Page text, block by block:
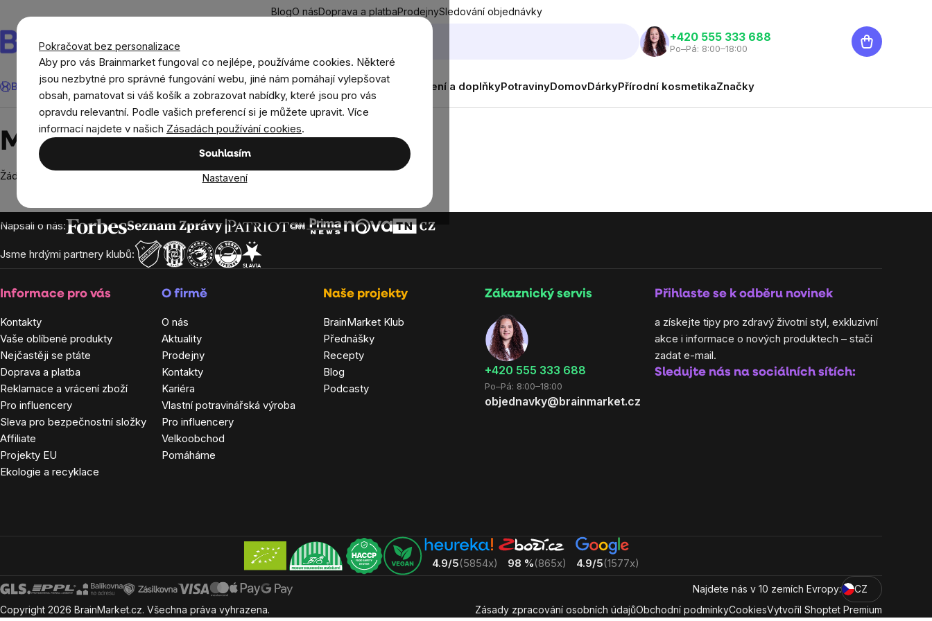
Pokračovat bez personalizace
Aby pro vás Brainmarket fungoval co nejlépe, používáme cookies. Některé
jsou nezbytné pro správné fungování webu, jiné nám pomáhají vylepšovat
obsah, pamatovat si váš košík a zobrazovat nabídky, které jsou pro vás
opravdu relevantní. Podle vašich preferencí si je můžete upravit. Více
informací najdete v našich Zásadách používání cookies.
Souhlasím
Nastavení
obsah
BlogO násDoprava a platbaProdejnySledování objednávky
Hledat
‭+420 555 333 688
Po–Pá: 8:00–18:00
Nákupní
košík
BrainMax® Léto Ušetři CíleDoplňky stravy a výživaNovinkyMužiŽenyDěti Oblečení a doplňkyPotravinyDomovDárkyPřírodní kosmetikaZnačky
Prodávané značky Mighty Farmer
Mighty Farmer
Žádné produkty značky nebyly nalezeny...
Zápatí
Napsali o nás:
Jsme hrdými partnery klubů:
Informace pro vás
Kontakty
Vaše oblíbené produkty
Nejčastěji se ptáte
Doprava a platba
Reklamace a vrácení zboží
Pro influencery
Sleva pro bezpečnostní složky
Affiliate
Projekty EU
Ekologie a recyklace
O firmě
O nás
Aktuality
Prodejny
Kontakty
Kariéra
Vlastní potravinářská výroba
Pro influencery
Velkoobchod
Pomáháme
Naše projekty
BrainMarket Klub
Přednášky
Recepty
Blog
Podcasty
Zákaznický servis
‭+420 555 333 688
Po–Pá: 8:00–18:00
objednavky@brainmarket.cz
Přihlaste se k odběru novinek
a získejte tipy pro zdravý životní styl, exkluzivní
akce i informace o nových produktech – stačí
zadat e-mail.
Sledujte nás na sociálních sítích:
4.9/5(5854x) 98 %(865x) 4.9/5(1577x)
Najdete nás v 10 zemích Evropy:
CZ
Copyright 2026 BrainMarket.cz. Všechna práva vyhrazena. Zásady zpracování osobních údajůObchodní podmínkyCookiesVytvořil Shoptet Premium